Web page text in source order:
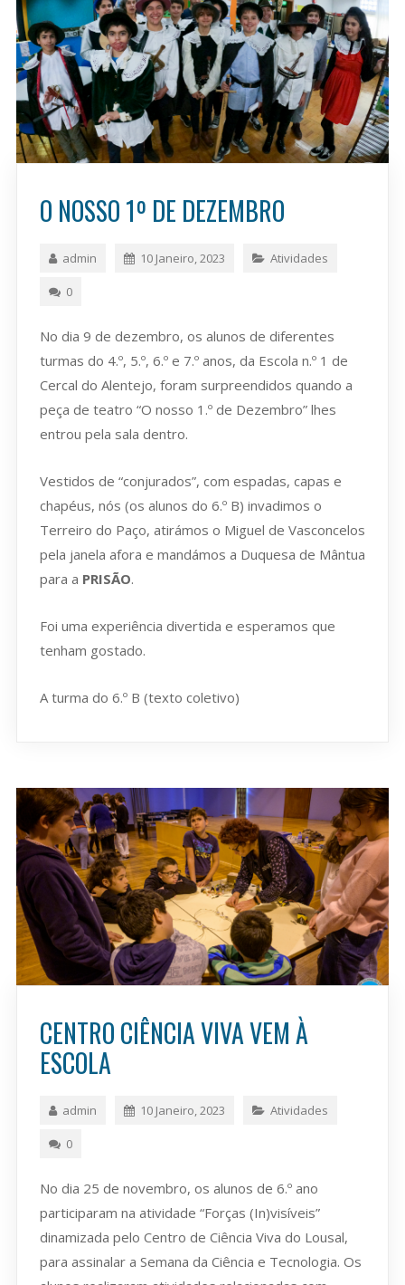
O NOSSO 1º DE DEZEMBRO
admin 10 Janeiro, 2023 Atividades
0
No dia 9 de dezembro, os alunos de diferentes
turmas do 4.º, 5.º, 6.º e 7.º anos, da Escola n.º 1 de
Cercal do Alentejo, foram surpreendidos quando a
peça de teatro “O nosso 1.º de Dezembro” lhes
entrou pela sala dentro.
Vestidos de “conjurados”, com espadas, capas e
chapéus, nós (os alunos do 6.º B) invadimos o
Terreiro do Paço, atirámos o Miguel de Vasconcelos
pela janela afora e mandámos a Duquesa de Mântua
para a PRISÃO.
Foi uma experiência divertida e esperamos que
tenham gostado.
A turma do 6.º B (texto coletivo)
CENTRO CIÊNCIA VIVA VEM À
ESCOLA
admin 10 Janeiro, 2023 Atividades
0
No dia 25 de novembro, os alunos de 6.º ano
participaram na atividade “Forças (In)visíveis”
dinamizada pelo Centro de Ciência Viva do Lousal,
para assinalar a Semana da Ciência e Tecnologia. Os